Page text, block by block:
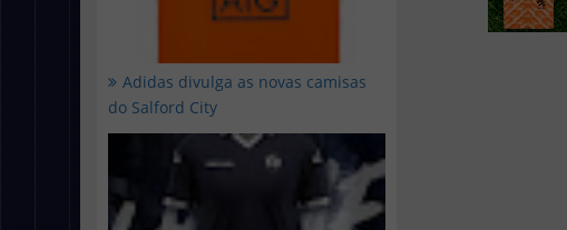
Adidas divulga as novas camisas
do Salford City